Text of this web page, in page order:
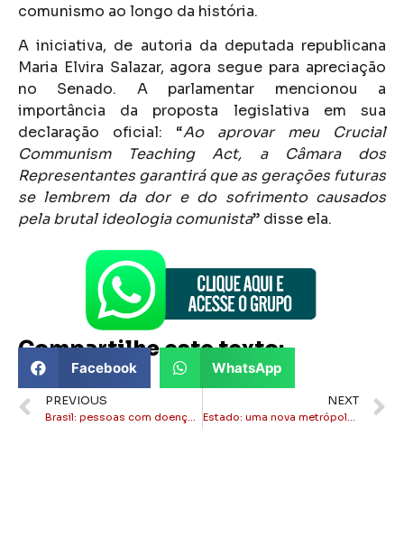
comunismo ao longo da história.
A iniciativa, de autoria da deputada republicana
Maria Elvira Salazar, agora segue para apreciação
no Senado. A parlamentar mencionou a
importância da proposta legislativa em sua
declaração oficial: “Ao aprovar meu Crucial
Communism Teaching Act, a Câmara dos
Representantes garantirá que as gerações futuras
se lembrem da dor e do sofrimento causados
pela brutal ideologia comunista” disse ela.
Compartilhe este texto:
Facebook WhatsApp
PREVIOUS
Brasil: pessoas com doenças graves perderão isenção no IR
NEXT
Estado: uma nova metrópole em formação no Rio de Janeiro